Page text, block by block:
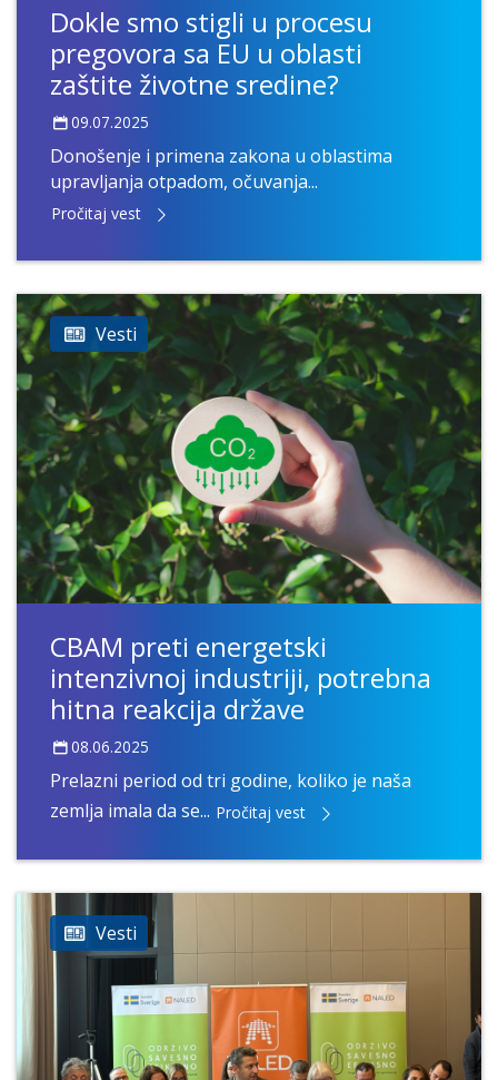
Dokle smo stigli u procesu
pregovora sa EU u oblasti
zaštite životne sredine?
09.07.2025
Donošenje i primena zakona u oblastima
upravljanja otpadom, očuvanja...
Pročitaj vest
Vesti
CBAM preti energetski
intenzivnoj industriji, potrebna
hitna reakcija države
08.06.2025
Prelazni period od tri godine, koliko je naša
zemlja imala da se... Pročitaj vest
Vesti